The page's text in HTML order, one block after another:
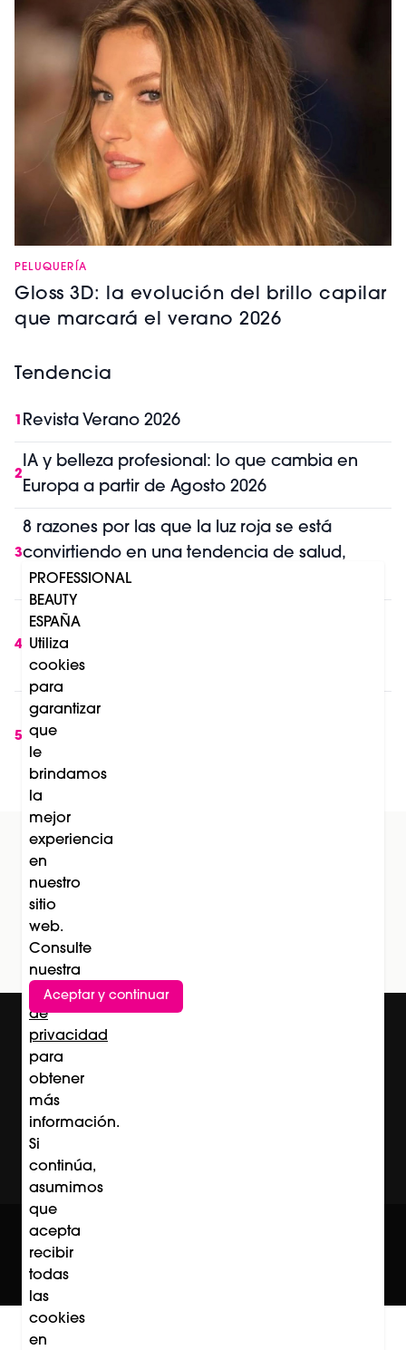
PELUQUERÍA
Gloss 3D: la evolución del brillo capilar
que marcará el verano 2026
Tendencia
1 Revista Verano 2026
2
IA y belleza profesional: lo que cambia en
Europa a partir de Agosto 2026
3
8 razones por las que la luz roja se está
convirtiendo en una tendencia de salud,
longevidad y belleza
4
day vitality patch de mesoestetic®: una
nueva solución para combatir la fatiga y los
sofocos durante la menopausia
5
Soleil de La Biosthétique: el lanzamiento que
transforma la protección solar en una
experiencia de belleza
PROFESSIONAL
BEAUTY
ESPAÑA
Utiliza
cookies
para
garantizar
que
le
brindamos
la
mejor
experiencia
en
nuestro
sitio
web.
Consulte
nuestra
Política
de
privacidad
para
obtener
más
información.
Si
continúa,
asumimos
que
acepta
recibir
todas
las
cookies
en
Aceptar y continuar